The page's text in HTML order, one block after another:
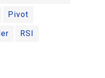
Pivot
RSI